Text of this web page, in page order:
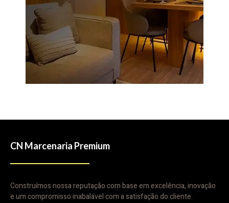
CN Marcenaria Premium
Construímos nossa reputação com base em excelência, inovação
e um compromisso inabalável com a satisfação do cliente.